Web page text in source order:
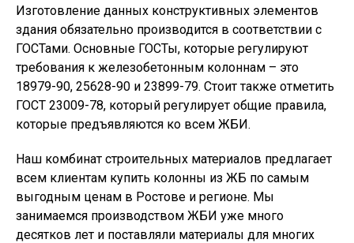
Изготовление данных конструктивных элементов
здания обязательно производится в соответствии с
ГОСТами. Основные ГОСТы, которые регулируют
требования к железобетонным колоннам – это
18979-90, 25628-90 и 23899-79. Стоит также отметить
ГОСТ 23009-78, который регулирует общие правила,
которые предъявляются ко всем ЖБИ.
Наш комбинат строительных материалов предлагает
всем клиентам купить колонны из ЖБ по самым
выгодным ценам в Ростове и регионе. Мы
занимаемся производством ЖБИ уже много
десятков лет и поставляли материалы для многих